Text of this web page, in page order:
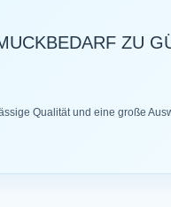
ZU
Qualität und eine große